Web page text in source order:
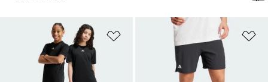
Ajouter à la Liste de produits